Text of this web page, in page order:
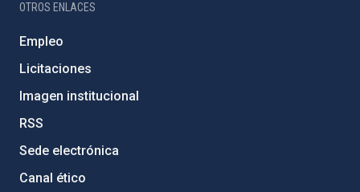
OTROS ENLACES
Empleo
Licitaciones
Imagen institucional
RSS
Sede electrónica
Canal ético